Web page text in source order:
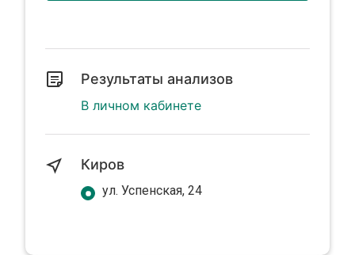
Результаты анализов
В личном кабинете
Киров
ул. Успенская, 24